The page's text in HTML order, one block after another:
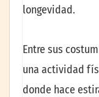
longevidad.
Entre sus
una actividad
donde hace